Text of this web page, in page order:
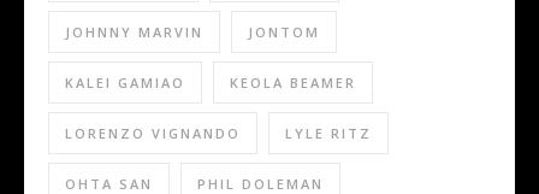
JOHNNY MARVIN JONTOM
KALEI GAMIAO KEOLA BEAMER
LORENZO VIGNANDO LYLE RITZ
OHTA SAN PHIL DOLEMAN